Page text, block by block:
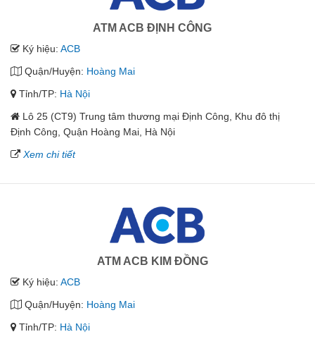
ATM ACB ĐỊNH CÔNG
Ký hiệu: ACB
Quận/Huyện: Hoàng Mai
Tỉnh/TP: Hà Nội
Lô 25 (CT9) Trung tâm thương mại Định Công, Khu đô thị
Định Công, Quận Hoàng Mai, Hà Nội
Xem chi tiết
ATM ACB KIM ĐỒNG
Ký hiệu: ACB
Quận/Huyện: Hoàng Mai
Tỉnh/TP: Hà Nội